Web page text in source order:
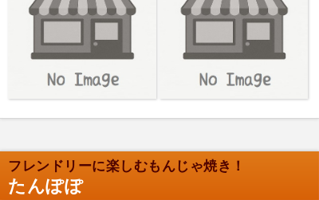
フレンドリーに楽しむもんじゃ焼き！
たんぽぽ